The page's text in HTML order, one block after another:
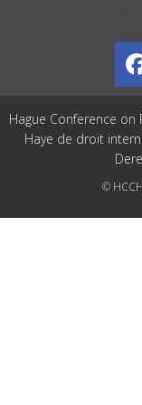
Hague Conference on
Haye de droit
©